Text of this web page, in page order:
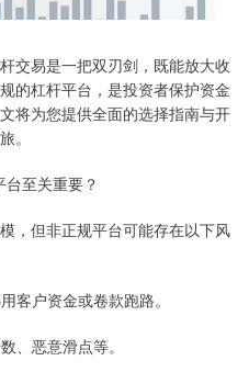
交易是一把双刃剑，既能放大收
的杠杆平台，是投资者保护资金
将为您提供全面的选择指南与开
。
至关重要？
，但非正规平台可能存在以下风
客户资金或卷款跑路。
、恶意滑点等。